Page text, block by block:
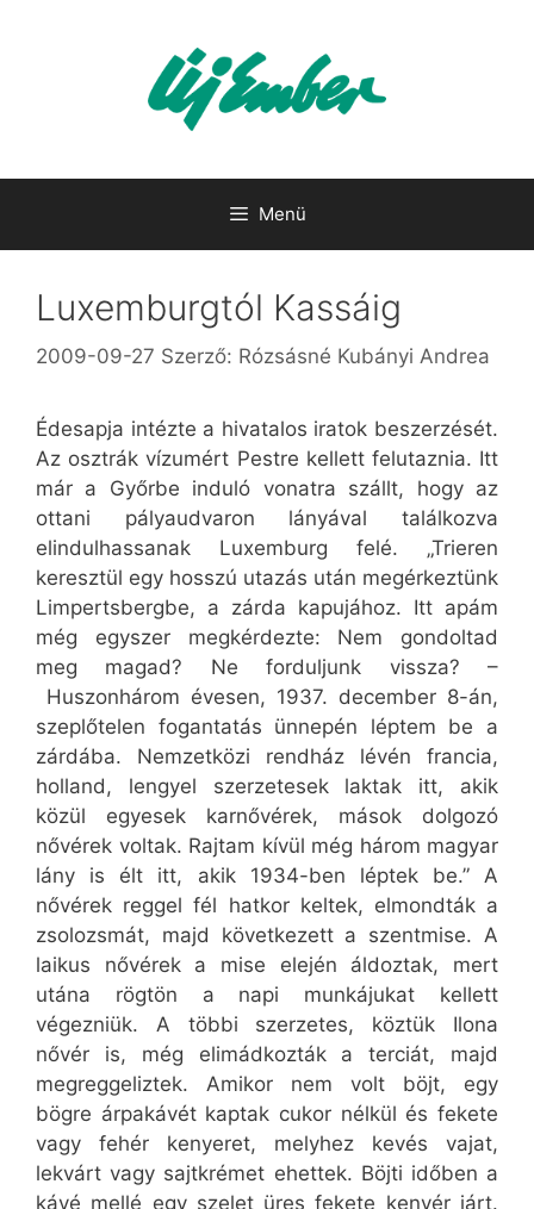
Menü
Luxemburgtól Kassáig
2009-09-27 Szerző: Rózsásné Kubányi Andrea
Édesapja intézte a hivatalos iratok beszerzését.
Az osztrák vízumért Pestre kellett felutaznia. Itt
már a Győrbe induló vonatra szállt, hogy az
ottani pályaudvaron lányával találkozva
elindulhassanak Luxemburg felé. „Trieren
keresztül egy hosszú utazás után megérkeztünk
Limpertsbergbe, a zárda kapujához. Itt apám
még egyszer megkérdezte: Nem gondoltad
meg magad? Ne forduljunk vissza? –
Huszonhárom évesen, 1937. december 8-án,
szeplőtelen fogantatás ünnepén léptem be a
zárdába. Nemzetközi rendház lévén francia,
holland, lengyel szerzetesek laktak itt, akik
közül egyesek karnővérek, mások dolgozó
nővérek voltak. Rajtam kívül még három magyar
lány is élt itt, akik 1934-ben léptek be.” A
nővérek reggel fél hatkor keltek, elmondták a
zsolozsmát, majd következett a szentmise. A
laikus nővérek a mise elején áldoztak, mert
utána rögtön a napi munkájukat kellett
végezniük. A többi szerzetes, köztük Ilona
nővér is, még elimádkozták a terciát, majd
megreggeliztek. Amikor nem volt böjt, egy
bögre árpakávét kaptak cukor nélkül és fekete
vagy fehér kenyeret, melyhez kevés vajat,
lekvárt vagy sajtkrémet ehettek. Böjti időben a
kávé mellé egy szelet üres fekete kenyér járt.